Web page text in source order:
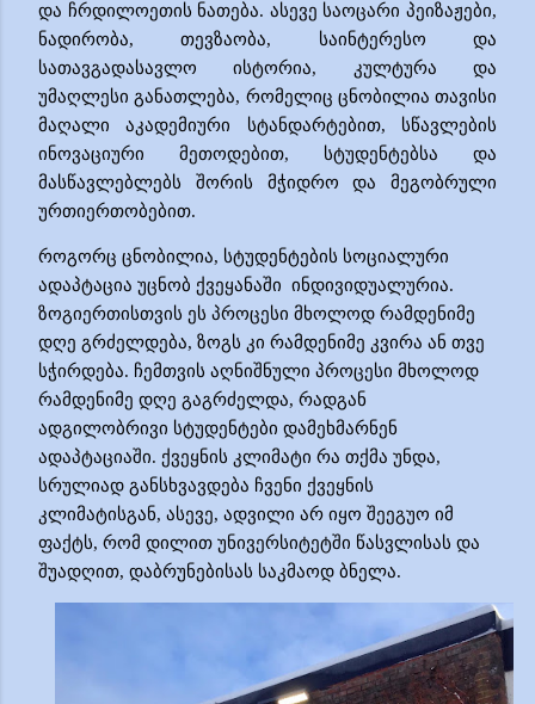
და ჩრდილოეთის ნათება. ასევე საოცარი პეიზაჟები,
ნადირობა, თევზაობა, საინტერესო და
სათავგადასავლო ისტორია, კულტურა და
უმაღლესი განათლება, რომელიც ცნობილია თავისი
მაღალი აკადემიური სტანდარტებით, სწავლების
ინოვაციური მეთოდებით, სტუდენტებსა და
მასწავლებლებს შორის მჭიდრო და მეგობრული
ურთიერთობებით.
როგორც ცნობილია, სტუდენტების სოციალური
ადაპტაცია უცნობ ქვეყანაში ინდივიდუალურია.
ზოგიერთისთვის ეს პროცესი მხოლოდ რამდენიმე
დღე გრძელდება, ზოგს კი რამდენიმე კვირა ან თვე
სჭირდება. ჩემთვის აღნიშნული პროცესი მხოლოდ
რამდენიმე დღე გაგრძელდა, რადგან
ადგილობრივი სტუდენტები დამეხმარნენ
ადაპტაციაში. ქვეყნის კლიმატი რა თქმა უნდა,
სრულიად განსხვავდება ჩვენი ქვეყნის
კლიმატისგან, ასევე, ადვილი არ იყო შეეგუო იმ
ფაქტს, რომ დილით უნივერსიტეტში წასვლისას და
შუადღით, დაბრუნებისას საკმაოდ ბნელა.